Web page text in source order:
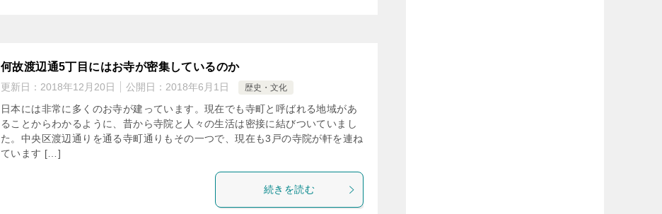
何故渡辺通5丁目にはお寺が密集しているのか
更新日： 2018年12月20日 公開日： 2018年6月1日 歴史・文化
日本には非常に多くのお寺が建っています。現在でも寺町と呼ばれる地域があ
ることからわかるように、昔から寺院と人々の生活は密接に結びついていまし
た。中央区渡辺通りを通る寺町通りもその一つで、現在も3戸の寺院が軒を連ね
ています […]
続きを読む